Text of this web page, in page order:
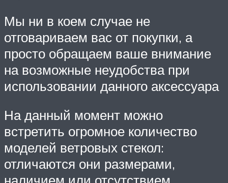
Мы ни в коем случае не
отговариваем вас от покупки, а
просто обращаем ваше внимание
на возможные неудобства при
использовании данного аксессуара
На данный момент можно
встретить огромное количество
моделей ветровых стекол:
отличаются они размерами,